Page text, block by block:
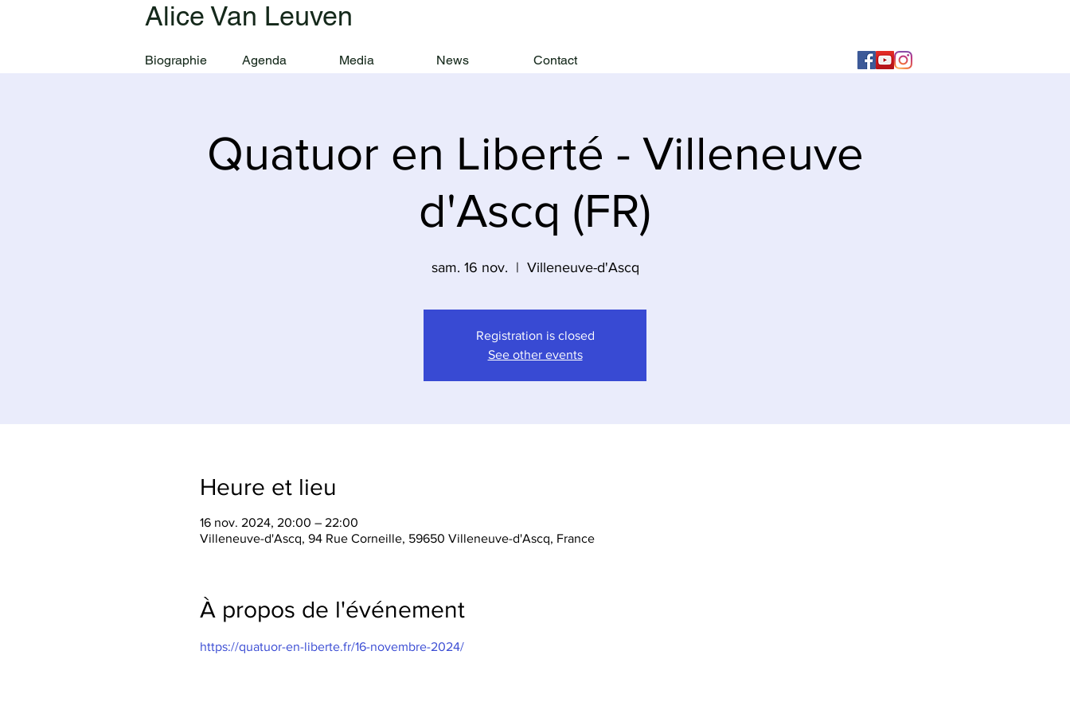
Alice Van Leuven
Biographie Agenda Media News Contact
Quatuor en Liberté - Villeneuve
d'Ascq (FR)
sam. 16 nov.
  |
Villeneuve-d'Ascq
Registration is closed
See other events
Heure et lieu
16 nov. 2024, 20:00 – 22:00
Villeneuve-d'Ascq, 94 Rue Corneille, 59650 Villeneuve-d'Ascq, France
À propos de l'événement
https://quatuor-en-liberte.fr/16-novembre-2024/